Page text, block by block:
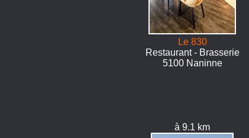
Le 830
Restaurant - Brasserie
5100 Naninne
à 9.1 km